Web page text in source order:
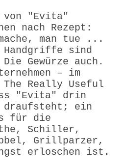
von "Evita"
nach Rezept:
mache, man tue ...
Handgriffe sind
Gewürze auch.
– im
Really Useful
"Evita" drin
ein
für die
Schiller,
Grillparzer,
erloschen ist.